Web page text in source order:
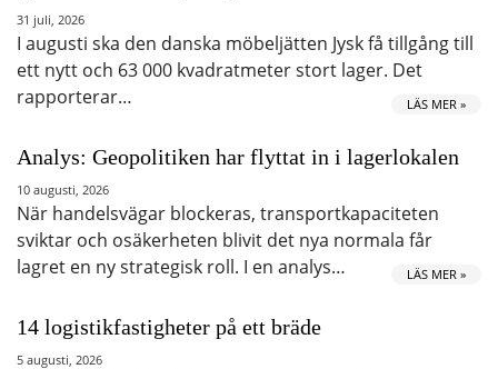
31 juli, 2026
I augusti ska den danska möbeljätten Jysk få tillgång till
ett nytt och 63 000 kvadratmeter stort lager. Det
rapporterar…
LÄS MER »
Analys: Geopolitiken har flyttat in i lagerlokalen
10 augusti, 2026
När handelsvägar blockeras, transportkapaciteten
sviktar och osäkerheten blivit det nya normala får
lagret en ny strategisk roll. I en analys…
LÄS MER »
14 logistikfastigheter på ett bräde
5 augusti, 2026